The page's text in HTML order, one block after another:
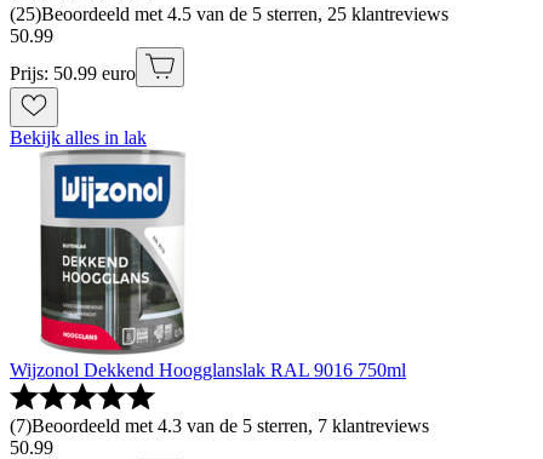
(25)Beoordeeld met 4.5 van de 5 sterren, 25 klantreviews
50.99
Prijs: 50.99 euro
Bekijk alles in lak
Wijzonol Dekkend Hoogglanslak RAL 9016 750ml
(7)Beoordeeld met 4.3 van de 5 sterren, 7 klantreviews
50.99